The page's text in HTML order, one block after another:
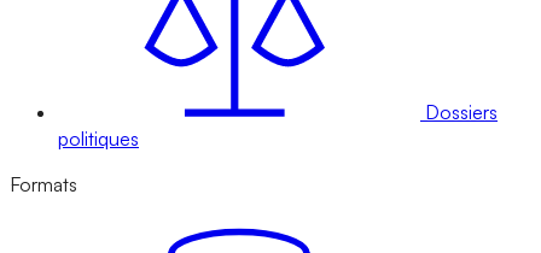
Dossiers
politiques
Formats